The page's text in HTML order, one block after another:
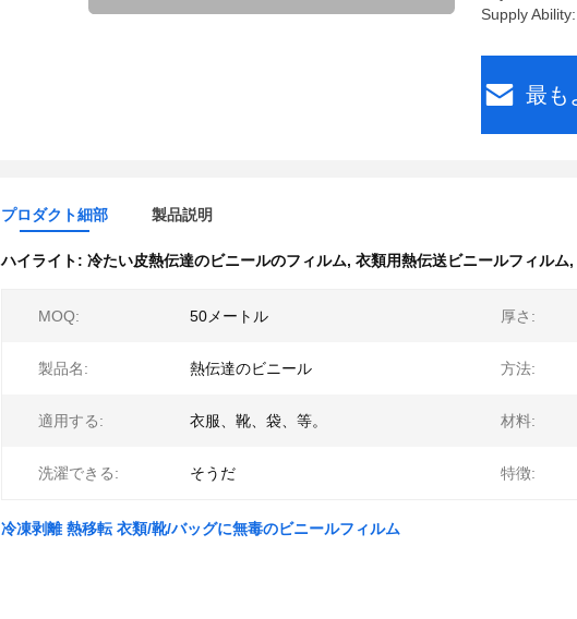
Supply
最も
プロダクト細部 製品説明
ハイライト: 冷たい皮熱伝達のビニールのフィルム, 衣類用熱伝送ビニールフィルム,
MOQ: 50メートル 厚さ:
製品名: 熱伝達のビニール 方法:
適用する: 衣服、靴、袋、等。 材料:
洗濯できる: そうだ 特徴:
冷凍剥離 熱移転 衣類/靴/バッグに無毒のビニールフィルム